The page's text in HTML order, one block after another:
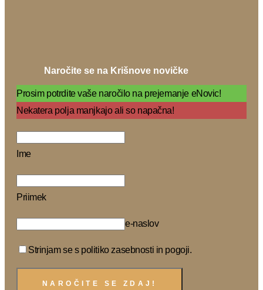
Naročite se na Krišnove novičke
Prosim potrdite vaše naročilo na prejemanje eNovic!
Nekatera polja manjkajo ali so napačna!
Ime
Priimek
e-naslov
Strinjam se s politiko zasebnosti in pogoji.